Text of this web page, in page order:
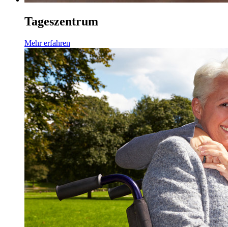
Tageszentrum
Mehr erfahren